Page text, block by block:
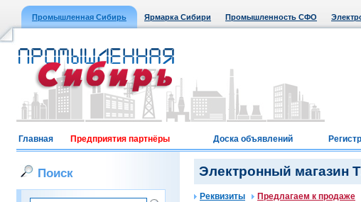
Промышленная Сибирь Ярмарка Сибири Промышленность СФО
Главная Предприятия партнёры Доска объявлений
Поиск Электронный магазин
Реквизиты Предлагаем к продаже